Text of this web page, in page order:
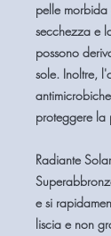
pelle
secchezza e
possono
sole. Inoltre,
proteggere la
Radiante
e si
liscia e non